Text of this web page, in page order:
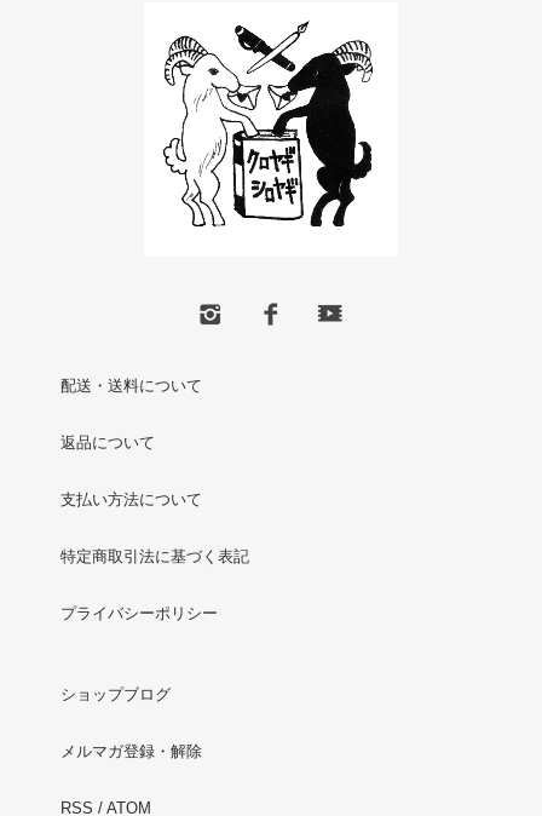
配送・送料について
返品について
支払い方法について
特定商取引法に基づく表記
プライバシーポリシー
ショップブログ
メルマガ登録・解除
RSS / ATOM